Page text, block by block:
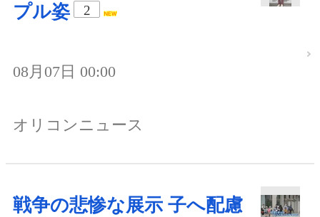
プル姿
2
08月07日 00:00
オリコンニュース
戦争の悲惨な展示 子へ配慮